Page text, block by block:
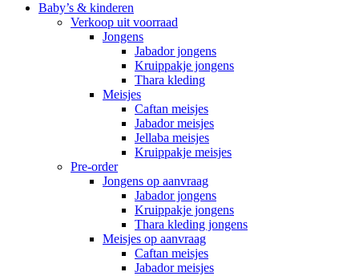
Baby’s & kinderen
Verkoop uit voorraad
Jongens
Jabador jongens
Kruippakje jongens
Thara kleding
Meisjes
Caftan meisjes
Jabador meisjes
Jellaba meisjes
Kruippakje meisjes
Pre-order
Jongens op aanvraag
Jabador jongens
Kruippakje jongens
Thara kleding jongens
Meisjes op aanvraag
Caftan meisjes
Jabador meisjes